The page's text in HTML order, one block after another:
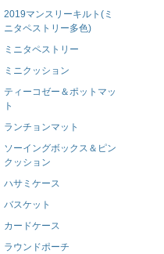
2019マンスリーキルト(ミ
ニタペストリー多色)
ミニタペストリー
ミニクッション
ティーコゼー＆ポットマッ
ト
ランチョンマット
ソーイングボックス＆ピン
クッション
ハサミケース
バスケット
カードケース
ラウンドポーチ